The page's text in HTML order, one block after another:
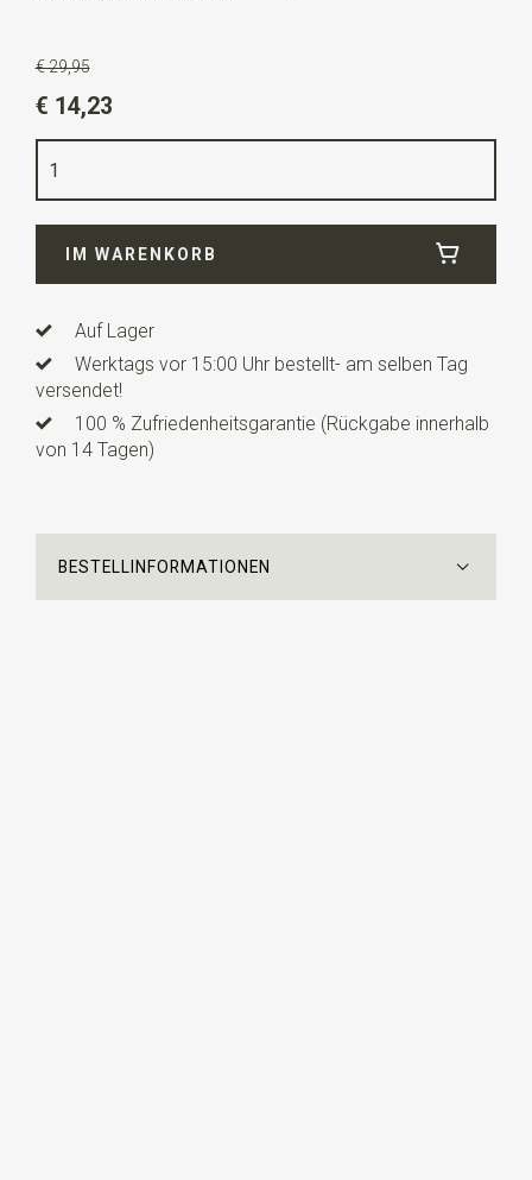
Farbe taupe
QualitätPolyester
Breite
Länge10 cm
Info dies ist ein vorgefertigtes Modell mit einem
von ca. 3 bis 10 Jahren geeignet.
€ 29,95
€ 14,23
IM WARENKORB
Auf Lager
Werktags vor 15:00 Uhr bestellt- am selben Tag
versendet!
100 % Zufriedenheitsgarantie (Rückgabe innerhalb
von 14 Tagen)
BESTELLINFORMATIONEN